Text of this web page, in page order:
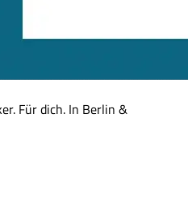
Für dich. In Berlin &